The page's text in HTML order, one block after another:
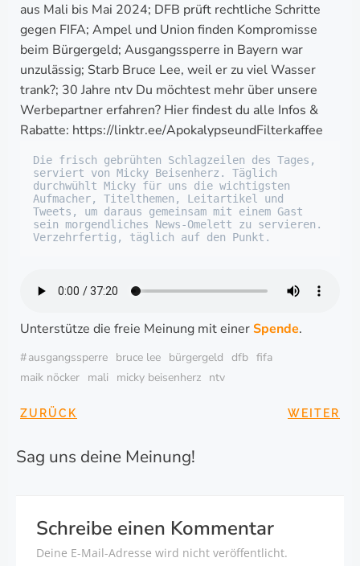
aus Mali bis Mai 2024; DFB prüft rechtliche Schritte
gegen FIFA; Ampel und Union finden Kompromisse
beim Bürgergeld; Ausgangssperre in Bayern war
unzulässig; Starb Bruce Lee, weil er zu viel Wasser
trank?; 30 Jahre ntv Du möchtest mehr über unsere
Werbepartner erfahren? Hier findest du alle Infos &
Rabatte: https://linktr.ee/ApokalypseundFilterkaffee
Die frisch gebrühten Schlagzeilen des Tages,
serviert von Micky Beisenherz. Täglich
durchwühlt Micky für uns die wichtigsten
Aufmacher, Titelthemen, Leitartikel und
Tweets, um daraus gemeinsam mit einem Gast
sein morgendliches News-Omelett zu servieren.
Verzehrfertig, täglich auf den Punkt.
Unterstütze die freie Meinung mit einerSpende.
#ausgangssperre bruce lee bürgergeld dfb fifa
maik nöcker mali micky beisenherz ntv
ZURÜCK WEITER
Sag uns deine Meinung!
Schreibe einen Kommentar
Deine E-Mail-Adresse wird nicht veröffentlicht.